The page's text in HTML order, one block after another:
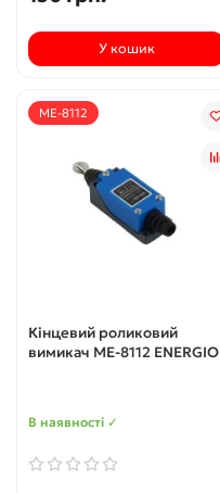
У кошик
ME-8112
Кінцевий роликовий
вимикач МЕ-8112 ENERGIO
В наявності ✓